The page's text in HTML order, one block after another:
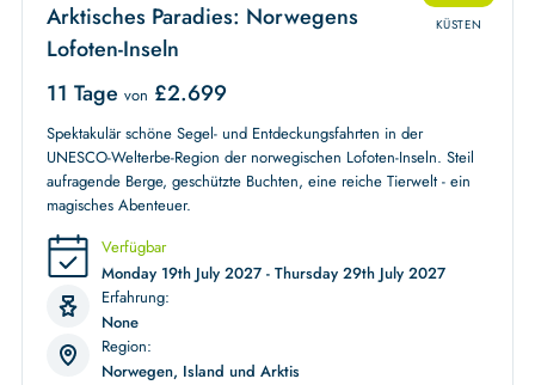
KÜSTEN
Arktisches Paradies: Norwegens
Lofoten-Inseln
11 Tage von £2.699
Spektakulär schöne Segel- und Entdeckungsfahrten in der
UNESCO-Welterbe-Region der norwegischen Lofoten-Inseln. Steil
aufragende Berge, geschützte Buchten, eine reiche Tierwelt - ein
magisches Abenteuer.
Verfügbar
Monday 19th July 2027 - Thursday 29th July 2027
Erfahrung:
None
Region:
Norwegen, Island und Arktis